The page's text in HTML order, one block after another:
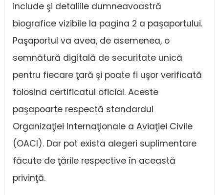
include şi detaliile dumneavoastră
biografice vizibile la pagina 2 a paşaportului.
Paşaportul va avea, de asemenea, o
semnătură digitală de securitate unică
pentru fiecare ţară şi poate fi uşor verificată
folosind certificatul oficial. Aceste
paşapoarte respectă standardul
Organizaţiei Internaţionale a Aviaţiei Civile
(OACI). Dar pot exista alegeri suplimentare
făcute de ţările respective în această
privinţă.